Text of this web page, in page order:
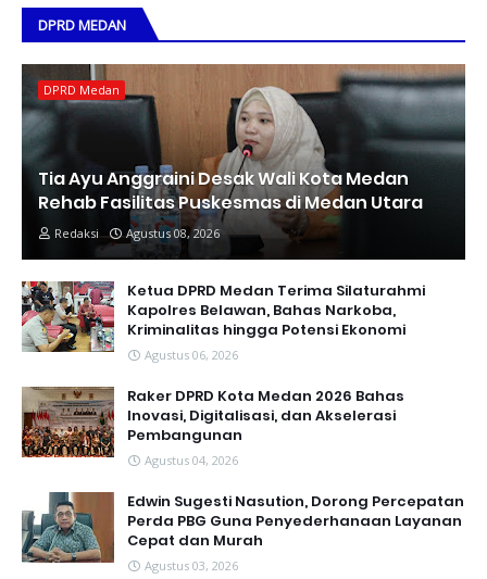
DPRD MEDAN
DPRD Medan
Tia Ayu Anggraini Desak Wali Kota Medan
Rehab Fasilitas Puskesmas di Medan Utara
Redaksi Agustus 08, 2026
Ketua DPRD Medan Terima Silaturahmi
Kapolres Belawan, Bahas Narkoba,
Kriminalitas hingga Potensi Ekonomi
Agustus 06, 2026
Raker DPRD Kota Medan 2026 Bahas
Inovasi, Digitalisasi, dan Akselerasi
Pembangunan
Agustus 04, 2026
Edwin Sugesti Nasution, Dorong Percepatan
Perda PBG Guna Penyederhanaan Layanan
Cepat dan Murah
Agustus 03, 2026